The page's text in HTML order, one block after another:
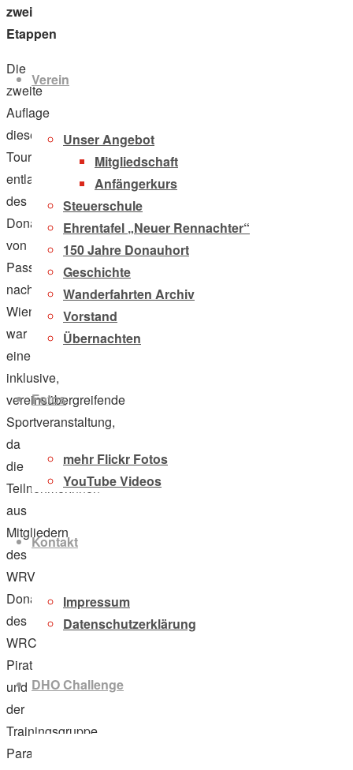
Verein
Unser Angebot
Mitgliedschaft
Anfängerkurs
Steuerschule
Ehrentafel „Neuer Rennachter“
150 Jahre Donauhort
Geschichte
Wanderfahrten Archiv
Vorstand
Übernachten
Fotos
mehr Flickr Fotos
YouTube Videos
Kontakt
Impressum
Datenschutzerklärung
DHO Challenge
zwei
Etappen
Die
zweite
Auflage
dieser
Tour
entlang
des
Donauradweges
von
Passau
nach
Wien
war
eine
inklusive,
vereinsübergreifende
Sportveranstaltung,
da
die
TeilnehmerInnen
aus
Mitgliedern
des
WRV
Donauhort,
des
WRC
Pirat
und
der
Trainingsgruppe
Pararudern